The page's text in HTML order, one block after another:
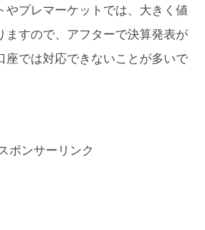
やプレマーケットでは、大きく値
ますので、アフターで決算発表が
座では対応できないことが多いで
ポンサーリンク